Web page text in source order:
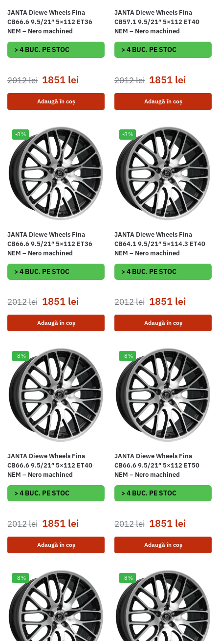
JANTA Diewe Wheels Fina
CB66.6 9.5/21″ 5×112 ET36
NEM – Nero machined
> 4 BUC. PE STOC
2012lei 1851 lei
Adaugă în coș
JANTA Diewe Wheels Fina
CB57.1 9.5/21″ 5×112 ET40
NEM – Nero machined
> 4 BUC. PE STOC
2012lei 1851 lei
Adaugă în coș
-8%
JANTA Diewe Wheels Fina
CB66.6 9.5/21″ 5×112 ET36
NEM – Nero machined
> 4 BUC. PE STOC
2012lei 1851 lei
Adaugă în coș
-8%
JANTA Diewe Wheels Fina
CB64.1 9.5/21″ 5×114.3 ET40
NEM – Nero machined
> 4 BUC. PE STOC
2012lei 1851 lei
Adaugă în coș
-8%
JANTA Diewe Wheels Fina
CB66.6 9.5/21″ 5×112 ET40
NEM – Nero machined
> 4 BUC. PE STOC
2012lei 1851 lei
Adaugă în coș
-8%
JANTA Diewe Wheels Fina
CB66.6 9.5/21″ 5×112 ET50
NEM – Nero machined
> 4 BUC. PE STOC
2012lei 1851 lei
Adaugă în coș
-8% -8%